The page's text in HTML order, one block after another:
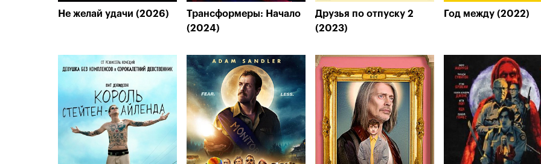
Не желай удачи (2026)
Трансформеры: Начало
(2024)
Друзья по отпуску 2
(2023)
Год между (2022)